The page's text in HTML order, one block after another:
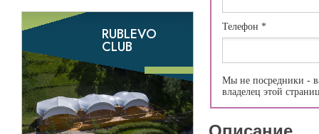
Телефон *
Мы не посредники -
владелец этой